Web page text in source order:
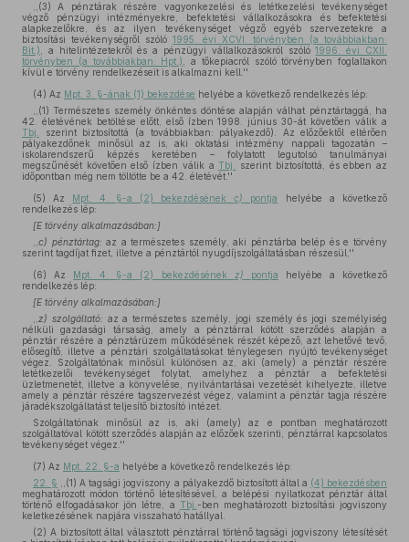
,,(3) A pénztárak részére vagyonkezelési és letétkezelési tevékenységet
végző pénzügyi intézményekre, befektetési vállalkozásokra és befektetési
alapkezelőkre, és az ilyen tevékenységet végző egyéb szervezetekre a
biztosítási tevékenységről szóló 1995. évi XCVI. törvényben (a továbbiakban:
Bit.) , a hitelintézetekről és a pénzügyi vállalkozásokról szóló1996. évi CXII.
törvényben (a továbbiakban: Hpt.)
, a tőkepiacról szóló törvényben foglaltakon
kívül e törvény rendelkezéseit is alkalmazni kell.''
(4) Az Mpt. 3. §-ának (1) bekezdése helyébe a következő rendelkezés lép:
,,(1) Természetes személy önkéntes döntése alapján válhat pénztártaggá, ha
42. életévének betöltése előtt, első ízben 1998. június 30-át követően válik a
Tbj.
szerint biztosítottá (a továbbiakban: pályakezdő). Az előzőektől eltérően
pályakezdőnek minősül az is, aki oktatási intézmény nappali tagozatán –
iskolarendszerű képzés keretében – folytatott legutolsó tanulmányai
megszűnését követően első ízben válik a Tbj.
szerint biztosítottá, és ebben az
időpontban még nem töltötte be a 42. életévét.''
(5) Az Mpt. 4. §-a (2) bekezdésénekc) pontja
helyébe a következő
rendelkezés lép:
[E törvény alkalmazásában:]
c) pénztártag: az a természetes személy, aki pénztárba belép és e törvény
szerint tagdíjat fizet, illetve a pénztártól nyugdíjszolgáltatásban részesül,''
(6) Az Mpt. 4. §-a (2) bekezdésének z) pontja helyébe a következő
rendelkezés lép:
[E törvény alkalmazásában:]
z) szolgáltató: az a természetes személy, jogi személy és jogi személyiség
nélküli gazdasági társaság, amely a pénztárral kötött szerződés alapján a
pénztár részére a pénztárüzem működésének részét képező, azt lehetővé tevő,
elősegítő, illetve a pénztári szolgáltatásokat ténylegesen nyújtó tevékenységet
végez. Szolgáltatónak minősül különösen az, aki (amely) a pénztár részére
letétkezelői tevékenységet folytat, amelyhez a pénztár a befektetési
üzletmenetét, illetve a könyvelése, nyilvántartásai vezetését kihelyezte, illetve
amely a pénztár részére tagszervezést végez, valamint a pénztár tagja részére
járadékszolgáltatást teljesítő biztosító intézet.
Szolgáltatónak minősül az is, aki (amely) az e pontban meghatározott
szolgáltatóval kötött szerződés alapján az előzőek szerinti, pénztárral kapcsolatos
tevékenységet végez.''
(7) Az Mpt. 22. §-a helyébe a következő rendelkezés lép:
22. § ,,(1) A tagsági jogviszony a pályakezdő biztosított által a (4) bekezdésben
meghatározott módon történő létesítésével, a belépési nyilatkozat pénztár által
történő elfogadásakor jön létre, a Tbj. -ben meghatározott biztosítási jogviszony
keletkezésének napjára visszaható hatállyal.
(2) A biztosított által választott pénztárral történő tagsági jogviszony létesítését